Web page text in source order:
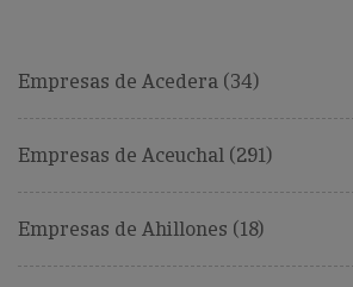
Empresas de Acedera (34)
Empresas de Aceuchal (291)
Empresas de Ahillones (18)